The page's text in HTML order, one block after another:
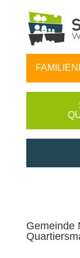
Gemeinde